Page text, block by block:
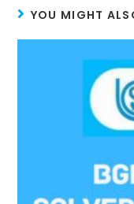
p
p
YOU MIGHT